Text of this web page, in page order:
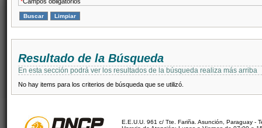
Resultado de la Búsqueda
En esta sección podrá ver los resultados de la búsqueda realiza más arriba
No hay items para los criterios de búsqueda que se utilizó.
E.E.U.U. 961 c/ Tte. Fariña. Asunción, Paraguay -